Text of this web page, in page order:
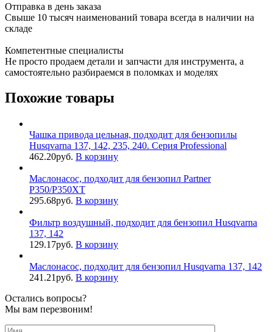
Отправка в день заказа
Свыше 10 тысяч наименований товара всегда в наличии на
складе
Компетентные специалисты
Не просто продаем детали и запчасти для инструмента, а
самостоятельно разбираемся в поломках и моделях
Похожие товары
Чашка привода цельная, подходит для бензопилы
Husqvarna 137, 142, 235, 240. Серия Professional
462.20руб. В корзину
Маслонасос, подходит для бензопил Partner
P350/P350XT
295.68руб. В корзину
Фильтр воздушный, подходит для бензопил Husqvarna
137, 142
129.17руб. В корзину
Маслонасос, подходит для бензопил Husqvarna 137, 142
241.21руб. В корзину
Остались вопросы?
Мы вам перезвоним!